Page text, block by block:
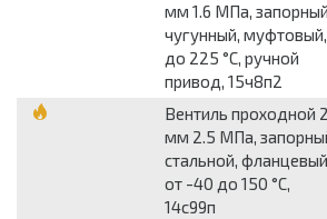
мм 1.6 МПа,
чугунный, муфтовый,
до 225 °С, ручной
привод, 15ч8п2
Вентиль проходной
мм 2.5 МПа,
стальной,
от -40 до 150 °С,
14с99п